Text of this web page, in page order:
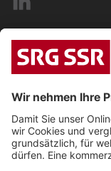
RTS Espace 2
RTS Couleur 3
RTS Option Musique
Radio SRF 2 Kultur
Radio SRF 3
Radio SRF 4 News
Radio SRF
2022